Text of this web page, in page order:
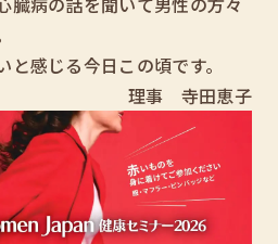
感じる今日この頃です。
理事 寺田恵子